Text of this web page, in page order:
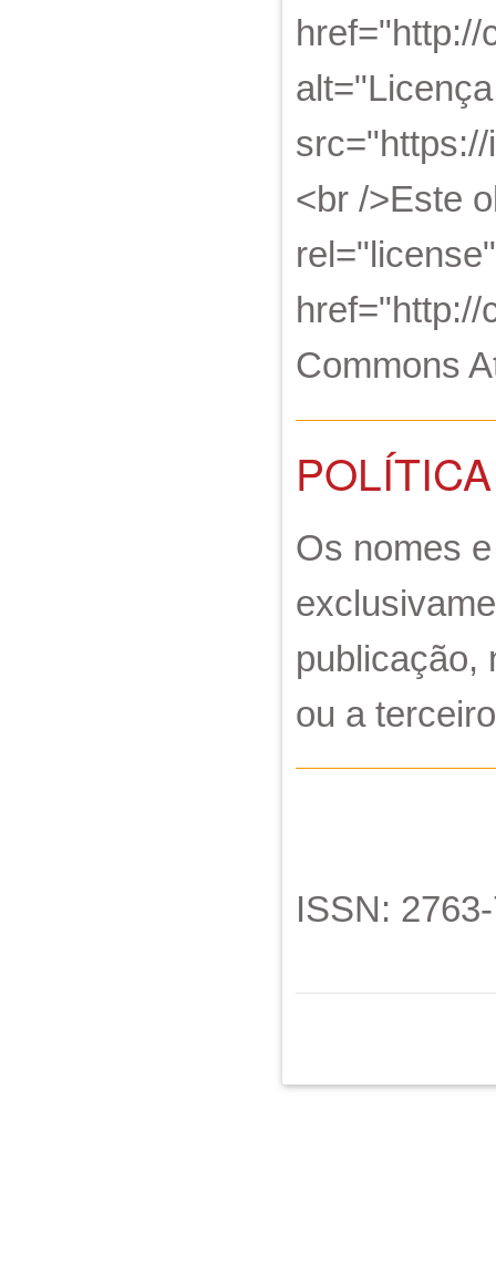
<br />Este
rel="license"
Commons
Os nomes
publicação,
ou a
ISSN: